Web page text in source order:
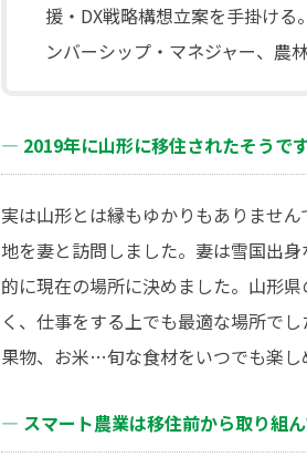
援・DX戦略構想立案を手掛け
ンバーシップ・マネジャー、農
― 2019年に山形に移住されたそうで
実は山形とは縁もゆかりもありませ
地を妻と訪問しました。妻は雪国出
的に現在の場所に決めました。山形
く、仕事をする上でも最適な場所で
果物、お米…旬な食材をいつでも楽し
― スマート農業は移住前から取り組